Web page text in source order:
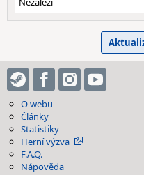
O webu
Články
Statistiky
Herní výzva
F.A.Q.
Nápověda